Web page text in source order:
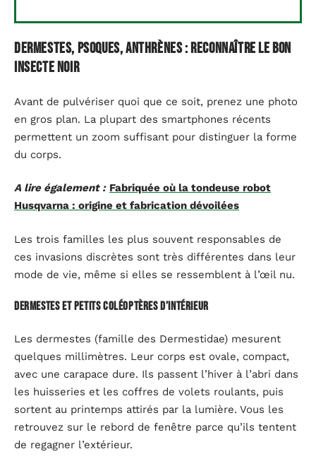
Dermestes, psoques, anthrènes : reconnaître le bon
insecte noir
Avant de pulvériser quoi que ce soit, prenez une photo
en gros plan. La plupart des smartphones récents
permettent un zoom suffisant pour distinguer la forme
du corps.
A lire également : Fabriquée où la tondeuse robot
Husqvarna : origine et fabrication dévoilées
Les trois familles les plus souvent responsables de
ces invasions discrètes sont très différentes dans leur
mode de vie, même si elles se ressemblent à l’œil nu.
Dermestes et petits coléoptères d’intérieur
Les dermestes (famille des Dermestidae) mesurent
quelques millimètres. Leur corps est ovale, compact,
avec une carapace dure. Ils passent l’hiver à l’abri dans
les huisseries et les coffres de volets roulants, puis
sortent au printemps attirés par la lumière. Vous les
retrouvez sur le rebord de fenêtre parce qu’ils tentent
de regagner l’extérieur.